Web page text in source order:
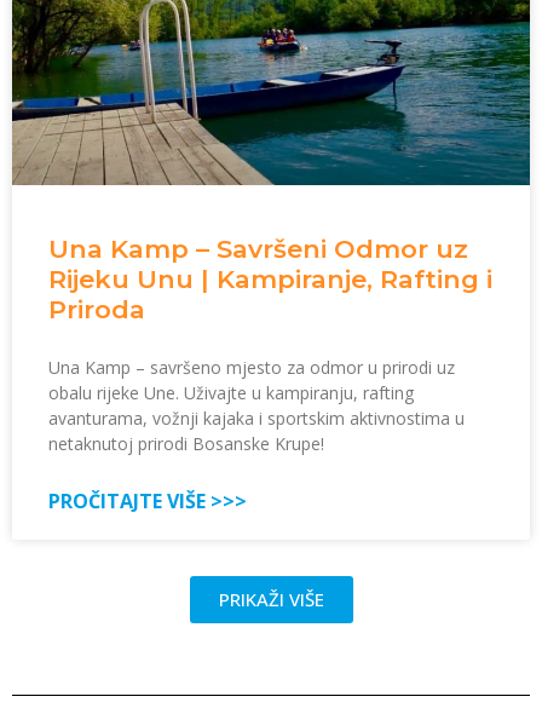
Una Kamp – Savršeni Odmor uz
Rijeku Unu | Kampiranje, Rafting i
Priroda
Una Kamp – savršeno mjesto za odmor u prirodi uz
obalu rijeke Une. Uživajte u kampiranju, rafting
avanturama, vožnji kajaka i sportskim aktivnostima u
netaknutoj prirodi Bosanske Krupe!
PROČITAJTE VIŠE >>>
PRIKAŽI VIŠE